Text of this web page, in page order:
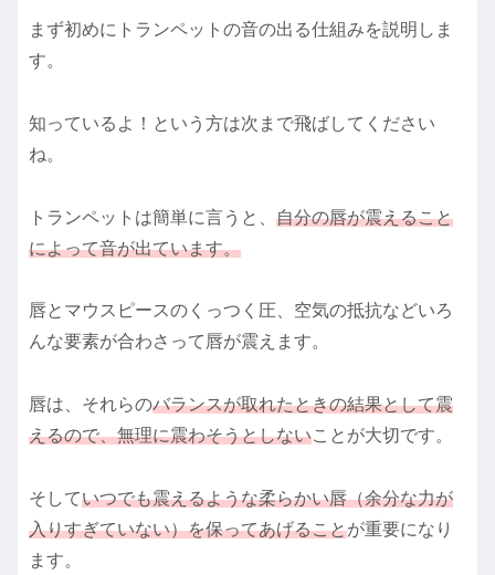
まず初めにトランペットの音の出る仕組みを説明しま
す。
知っているよ！という方は次まで飛ばしてください
ね。
トランペットは簡単に言うと、 自分の唇が震えること
によって音が出ています。
唇とマウスピースのくっつく圧、空気の抵抗などいろ
んな要素が合わさって唇が震えます。
唇は、それらのバランスが取れたときの結果として震
えるので、無理に震わそうとしないことが大切です。
そしていつでも震えるような柔らかい唇（余分な力が
入りすぎていない）を保ってあげることが重要になり
ます。